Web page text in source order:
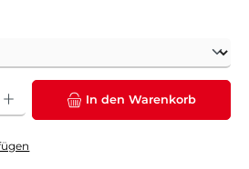
Wert ein oder benutze die Schaltflächen um
In den Warenkorb